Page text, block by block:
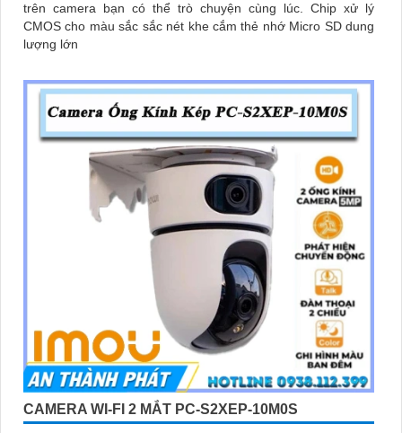
trên camera bạn có thể trò chuyện cùng lúc. Chip xử lý
CMOS cho màu sắc sắc nét khe cắm thẻ nhớ Micro SD dung
lượng lớn
CAMERA WI-FI 2 MẮT PC-S2XEP-10M0S